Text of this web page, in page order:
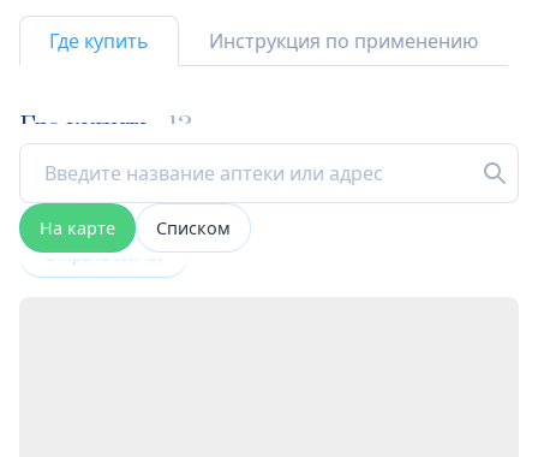
Где купить Инструкция по применению
Где купить 13
На карте Списком
Открыта сейчас